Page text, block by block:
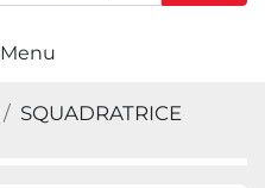
Menu
SQUADRATRICE